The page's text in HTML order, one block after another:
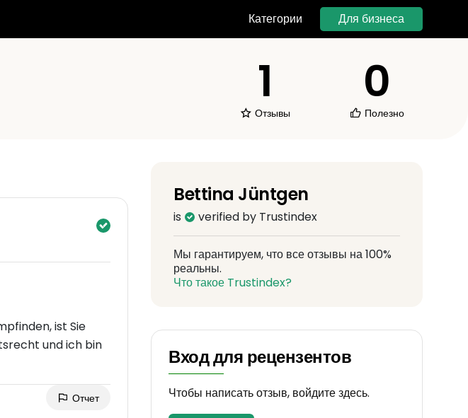
Категории Для бизнеса
1
Отзывы
0
Полезно
Отчет
Bettina Jüntgen
is verified by Trustindex
Мы гарантируем, что все отзывы на 100%
реальны.
Что такое Trustindex?
Вход для рецензентов
Чтобы написать отзыв, войдите здесь.